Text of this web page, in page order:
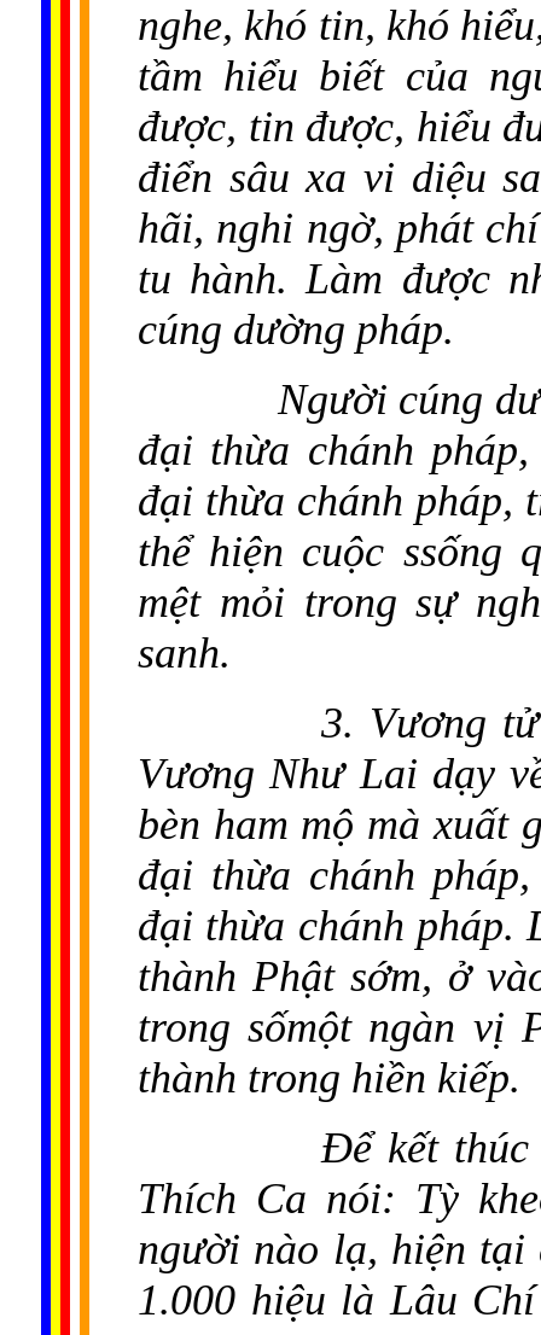
nghe, khó tin, khó
tầm hiểu biết của
được, tin được, hiểu
điển sâu xa vi diệu
hãi, nghi ngờ, phát
tu hành. Làm được
cúng dường pháp.
Người cúng
đại thừa chánh
đại thừa chánh pháp,
thể hiện cuộc ssống
mệt mỏi trong sự
sanh.
3. Vương
Vương Như Lai dạy
bèn ham mộ mà xuất
đại thừa chánh
đại thừa chánh pháp.
thành Phật sớm, ở
trong sốmột ngàn vị
thành trong hiền kiếp.
Để kết thúc
Thích Ca nói: Tỳ
người nào lạ, hiện
1.000 hiệu là Lâu